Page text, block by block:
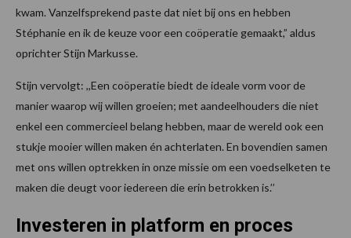
kwam. Vanzelfsprekend paste dat niet bij ons en hebben
Stéphanie en ik de keuze voor een coöperatie gemaakt,” aldus
oprichter Stijn Markusse.
Stijn vervolgt: ,,Een coöperatie biedt de ideale vorm voor de
manier waarop wij willen groeien; met aandeelhouders die niet
enkel een commercieel belang hebben, maar de wereld ook een
stukje mooier willen maken én achterlaten. En bovendien samen
met ons willen optrekken in onze missie om een voedselketen te
maken die deugt voor iedereen die erin betrokken is.’’
Investeren in platform en proces